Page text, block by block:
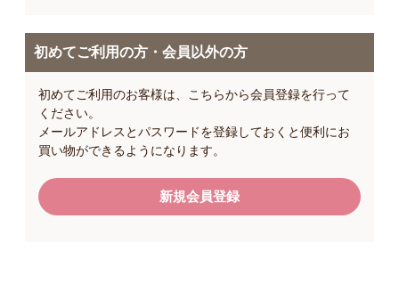
初めてご利用の方・会員以外の方
初めてご利用のお客様は、こちらから会員登録を行って
ください。
メールアドレスとパスワードを登録しておくと便利にお
買い物ができるようになります。